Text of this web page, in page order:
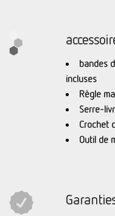
bandes
incluses
Règle
Serre-
Crochet
Outil de